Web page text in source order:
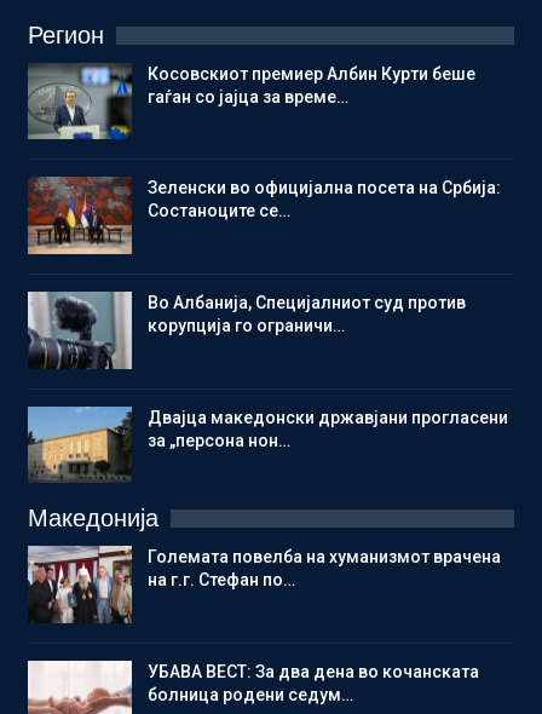
Регион
Косовскиот премиер Албин Курти беше
гаѓан со јајца за време…
Зеленски во официјална посета на Србија:
Состаноците се…
Во Албанија, Специјалниот суд против
корупција го ограничи…
Двајца македонски државјани прогласени
за „персона нон…
Македонија
Големата повелба на хуманизмот врачена
на г.г. Стефан по…
УБАВА ВЕСТ: За два дена во кочанската
болница родени седум…